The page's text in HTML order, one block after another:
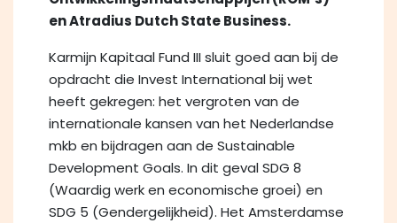
en Atradius Dutch State Business.
Karmijn Kapitaal Fund III sluit goed aan bij de
opdracht die Invest International bij wet
heeft gekregen: het vergroten van de
internationale kansen van het Nederlandse
mkb en bijdragen aan de Sustainable
Development Goals. In dit geval SDG 8
(Waardig werk en economische groei) en
SDG 5 (Gendergelijkheid). Het Amsterdamse